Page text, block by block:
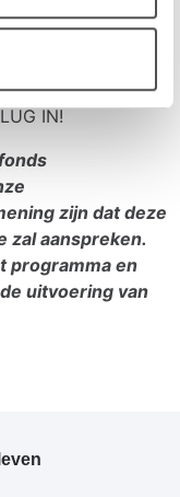
IN!
zijn dat deze
zal aanspreken.
programma en
uitvoering van